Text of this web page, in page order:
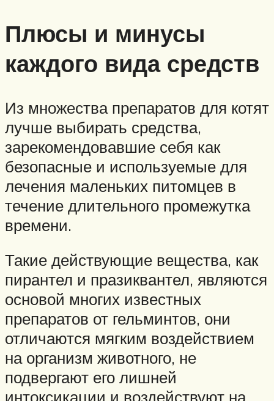
Плюсы и минусы
каждого вида средств
Из множества препаратов для котят
лучше выбирать средства,
зарекомендовавшие себя как
безопасные и используемые для
лечения маленьких питомцев в
течение длительного промежутка
времени.
Такие действующие вещества, как
пирантел и празиквантел, являются
основой многих известных
препаратов от гельминтов, они
отличаются мягким воздействием
на организм животного, не
подвергают его лишней
интоксикации и воздействуют на